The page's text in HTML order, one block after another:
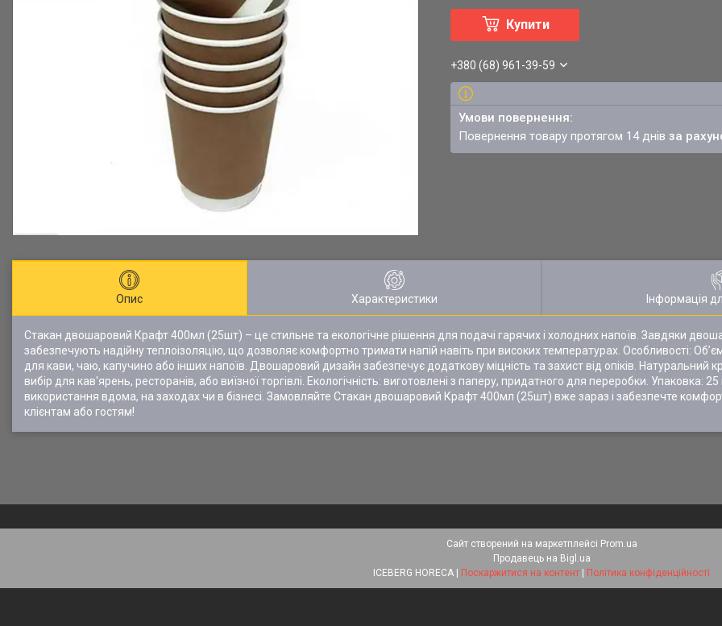
Купити
+380 (68) 961-39-59
повернення товару протягом 14 днівза
Опис Характеристики Інформація
Стакан двошаровий Крафт 400мл (25шт) – це стильне та екологічне рішення для подачі гарячих і холодних напоїв. Завдяки
забезпечують надійну теплоізоляцію, що дозволяє комфортно тримати напій навіть при високих температурах. Особливості:
для кави, чаю, капучино або інших напоїв. Двошаровий дизайн забезпечує додаткову міцність та захист від опіків. Натуральний
вибір для кав'ярень, ресторанів, або виїзної торгівлі. Екологічність: виготовлені з паперу, придатного для переробки. Упаковка:
використання вдома, на заходах чи в бізнесі. Замовляйте Стакан двошаровий Крафт 400мл (25шт) вже зараз і забезпечте
клієнтам або гостям!
Сайт створений на маркетплейсі Prom.ua
Продавець на Bigl.ua
Поскаржитися на контент Політика конфіденційності